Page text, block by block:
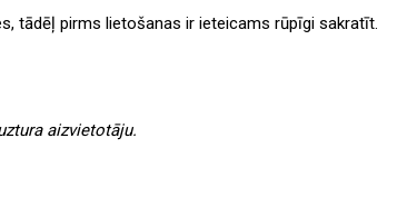
tādēļ pirms lietošanas ir ieteicams rūpīgi sakratīt.
aizvietotāju.